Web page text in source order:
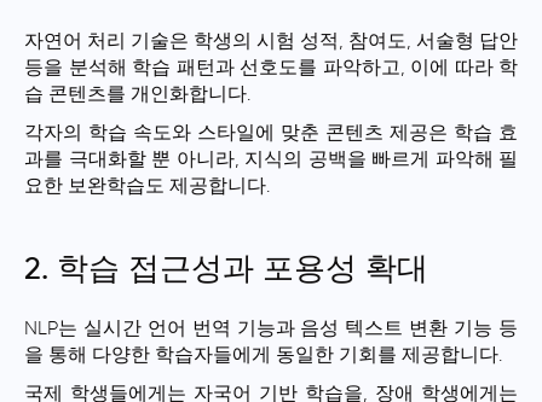
자연어 처리 기술은 학생의 시험 성적, 참여도, 서술형 답안
등을 분석해 학습 패턴과 선호도를 파악하고, 이에 따라 학
습 콘텐츠를 개인화합니다.
각자의 학습 속도와 스타일에 맞춘 콘텐츠 제공은 학습 효
과를 극대화할 뿐 아니라, 지식의 공백을 빠르게 파악해 필
요한 보완학습도 제공합니다.
2. 학습 접근성과 포용성 확대
NLP는 실시간 언어 번역 기능과 음성 텍스트 변환 기능 등
을 통해 다양한 학습자들에게 동일한 기회를 제공합니다.
국제 학생들에게는 자국어 기반 학습을, 장애 학생에게는